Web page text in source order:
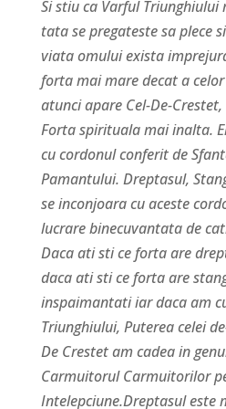
Si stiu ca Varful Triunghiului
tata se pregateste sa plece
viata omului exista
forta mai mare decat a
atunci apare Cel-De-
Forta spirituala mai inalta.
cu cordonul conferit de
Pamantului. Dreptasul,
se inconjoara cu aceste
lucrare binecuvantata de
Daca ati sti ce forta are
daca ati sti ce forta are
inspaimantati iar daca am
Triunghiului, Puterea celei
De Crestet am cadea in
Carmuitorul Carmuitorilor
Intelepciune.Dreptasul este